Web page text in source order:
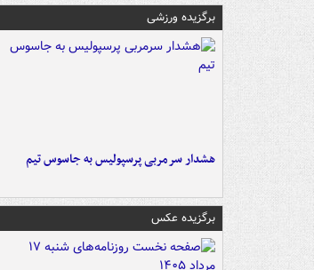
برگزیده ورزشی
هشدار سرمربی پرسپولیس به جاسوس تیم
برگزیده عکس